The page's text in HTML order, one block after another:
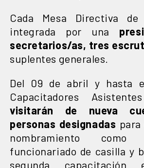
Cada Mesa Directiva
integrada por una
secretarios/as, tres
suplentes generales.
Del 09 de abril y hasta
Capacitadores
visitarán de nueva
personas designadas
nombramiento
funcionariado de casilla y
segunda